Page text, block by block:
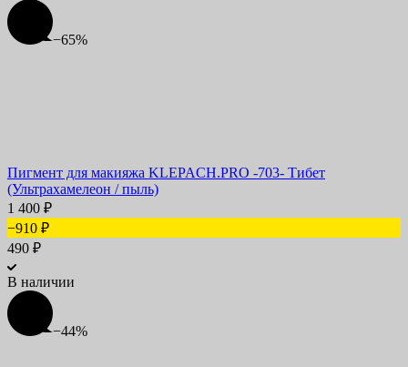
−65%
Пигмент для макияжа KLEPACH.PRO -703- Тибет
(Ультрахамелеон / пыль)
1 400 ₽
−910 ₽
490 ₽
В наличии
−44%